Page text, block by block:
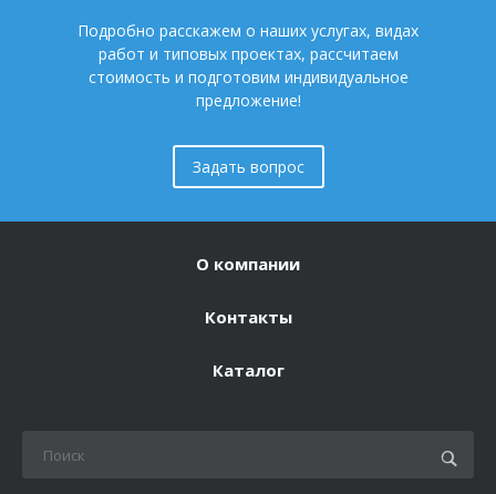
Подробно расскажем о наших услугах, видах
работ и типовых проектах, рассчитаем
стоимость и подготовим индивидуальное
предложение!
Задать вопрос
О компании
Контакты
Каталог